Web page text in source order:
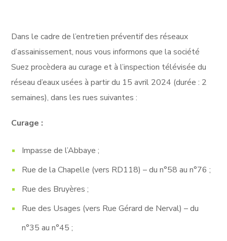
Dans le cadre de l’entretien préventif des réseaux
d’assainissement, nous vous informons que la société
Suez procèdera au curage et à l’inspection télévisée du
réseau d’eaux usées à partir du 15 avril 2024 (durée : 2
semaines), dans les rues suivantes :
Curage :
Impasse de l’Abbaye ;
Rue de la Chapelle (vers RD118) – du n°58 au n°76 ;
Rue des Bruyères ;
Rue des Usages (vers Rue Gérard de Nerval) – du
n°35 au n°45 ;